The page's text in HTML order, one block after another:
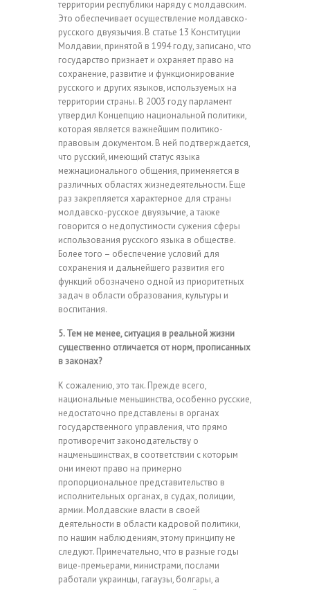
территории республики наряду с молдавским.
Это обеспечивает осуществление молдавско-
русского двуязычия. В статье 13 Конституции
Молдавии, принятой в 1994 году, записано, что
государство признает и охраняет право на
сохранение, развитие и функционирование
русского и других языков, используемых на
территории страны. В 2003 году парламент
утвердил Концепцию национальной политики,
которая является важнейшим политико-
правовым документом. В ней подтверждается,
что русский, имеющий статус языка
межнационального общения, применяется в
различных областях жизнедеятельности. Еще
раз закрепляется характерное для страны
молдавско-русское двуязычие, а также
говорится о недопустимости сужения сферы
использования русского языка в обществе.
Более того – обеспечение условий для
сохранения и дальнейшего развития его
функций обозначено одной из приоритетных
задач в области образования, культуры и
воспитания.
5. Тем не менее, ситуация в реальной жизни
существенно отличается от норм, прописанных
в законах?
К сожалению, это так. Прежде всего,
национальные меньшинства, особенно русские,
недостаточно представлены в органах
государственного управления, что прямо
противоречит законодательству о
нацменьшинствах, в соответствии с которым
они имеют право на примерно
пропорциональное представительство в
исполнительных органах, в судах, полиции,
армии. Молдавские власти в своей
деятельности в области кадровой политики,
по нашим наблюдениям, этому принципу не
следуют. Примечательно, что в разные годы
вице-премьерами, министрами, послами
работали украинцы, гагаузы, болгары, а